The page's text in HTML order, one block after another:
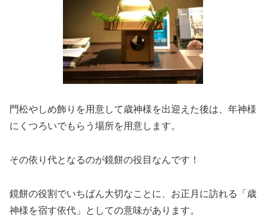
門松やしめ飾りを用意して歳神様を出迎えた後は、年神様
にくつろいでもらう場所を用意します。
その依り代となるのが鏡餅の役目なんです！
鏡餅の役割でいちばん大切なことに、お正月に訪れる「歳
神様を宿す依代」としての意味があります。